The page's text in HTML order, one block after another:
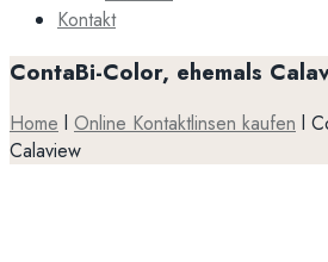
Kontakt
ContaBi-Color, ehemals
Home l Online Kontaktlinsen kaufen l
Calaview